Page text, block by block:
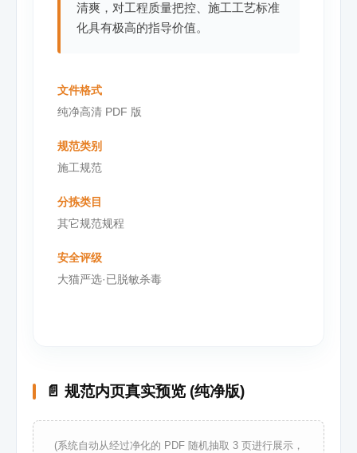
清爽，对工程质量把控、施工工艺标准
化具有极高的指导价值。
文件格式
纯净高清 PDF 版
规范类别
施工规范
分拣类目
其它规范规程
安全评级
大猫严选·已脱敏杀毒
📄 规范内页真实预览 (纯净版)
(系统自动从经过净化的 PDF 随机抽取 3 页进行展示，